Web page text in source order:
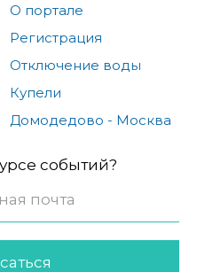
О портале
Регистрация
Отключение воды
Купели
Домодедово - Москва
событий?